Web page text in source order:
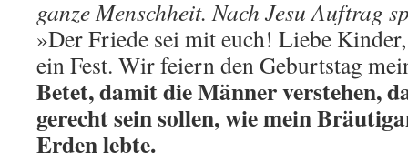
ganze Menschheit. Nach Jesu Auftrag
»Der Friede sei mit euch! Liebe
ein Fest. Wir feiern den Geburtstag
Betet, damit die Männer verstehen,
gerecht sein sollen, wie mein
Erden lebte.